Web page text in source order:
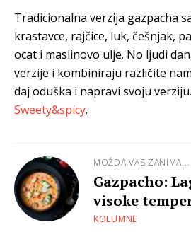
Tradicionalna verzija gazpacha
krastavce, rajčice, luk, češnjak,
ocat i maslinovo ulje. No ljudi
verzije i kombiniraju različite
daj oduška i napravi svoju verziju.
Sweety&spicy.
MOŽDA VAS ZANIMA...
Gazpacho:
visoke
KOLUMNE